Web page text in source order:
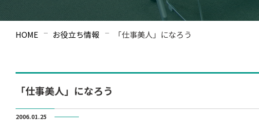
HOME お役立ち情報 「仕事美人」になろう
「仕事美人」になろう
2006.01.25